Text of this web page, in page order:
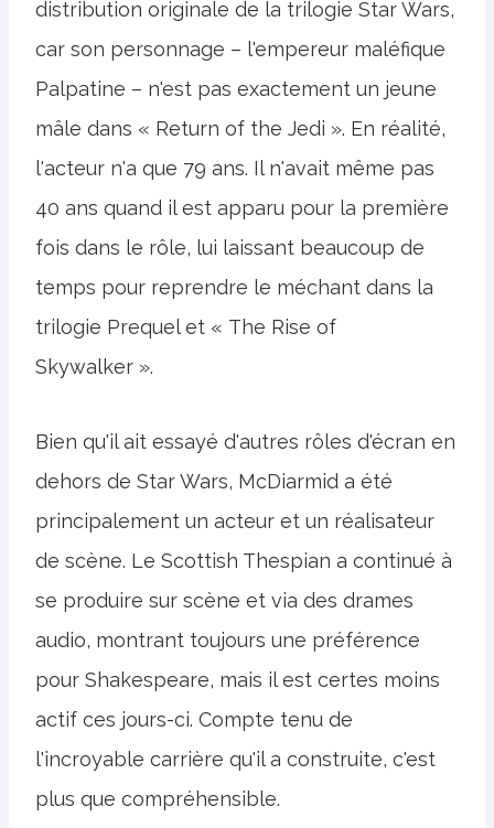
distribution originale de la trilogie Star Wars,
car son personnage – l'empereur maléfique
Palpatine – n'est pas exactement un jeune
mâle dans « Return of the Jedi ». En réalité,
l'acteur n'a que 79 ans. Il n'avait même pas
40 ans quand il est apparu pour la première
fois dans le rôle, lui laissant beaucoup de
temps pour reprendre le méchant dans la
trilogie Prequel et « The Rise of
Skywalker ».
Bien qu'il ait essayé d'autres rôles d'écran en
dehors de Star Wars, McDiarmid a été
principalement un acteur et un réalisateur
de scène. Le Scottish Thespian a continué à
se produire sur scène et via des drames
audio, montrant toujours une préférence
pour Shakespeare, mais il est certes moins
actif ces jours-ci. Compte tenu de
l'incroyable carrière qu'il a construite, c'est
plus que compréhensible.